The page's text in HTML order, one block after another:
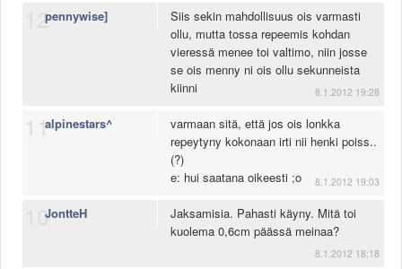
12pennywise]
Siis sekin mahdollisuus ois varmasti
ollu, mutta tossa repeemis kohdan
vieressä menee toi valtimo, niin josse
se ois menny ni ois ollu sekunneista
kiinni
8.1.2012 19:28
11alpinestars^
varmaan sitä, että jos ois lonkka
repeytyny kokonaan irti nii henki poiss..
(?)
e: hui saatana oikeesti ;o
8.1.2012 19:03
10JontteH
Jaksamisia. Pahasti käyny. Mitä toi
kuolema 0,6cm päässä meinaa?
8.1.2012 18:18